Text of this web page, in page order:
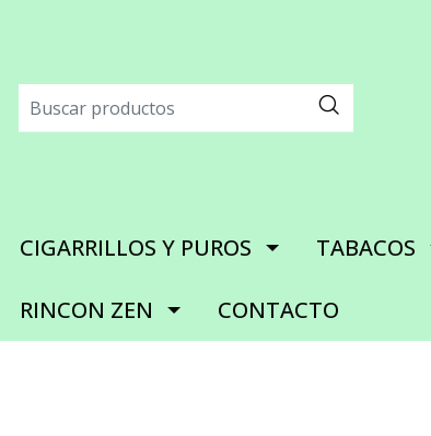
CIGARRILLOS Y PUROS TABACOS
RINCON ZEN CONTACTO